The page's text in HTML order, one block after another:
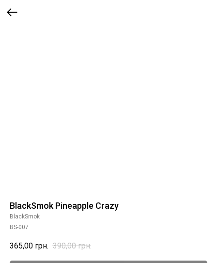
BlackSmok Pineapple Crazy
BlackSmok
BS-007
365,00 грн. 390,00 грн.